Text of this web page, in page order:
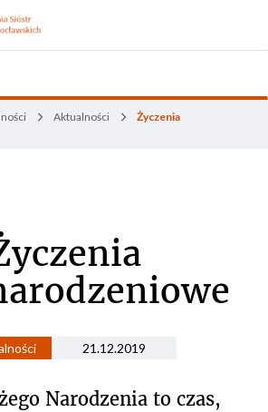
Aktualności
Życzenia
21.12.2019
Narodzenia to czas,